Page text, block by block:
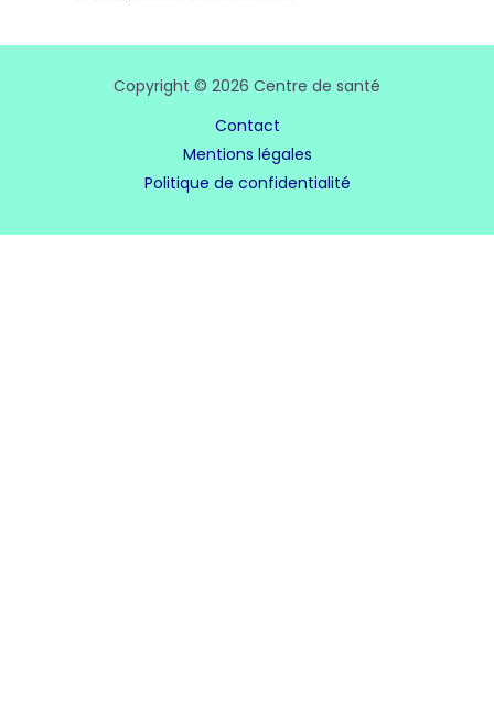
Copyright © 2026 Centre de santé
Contact
Mentions légales
Politique de confidentialité